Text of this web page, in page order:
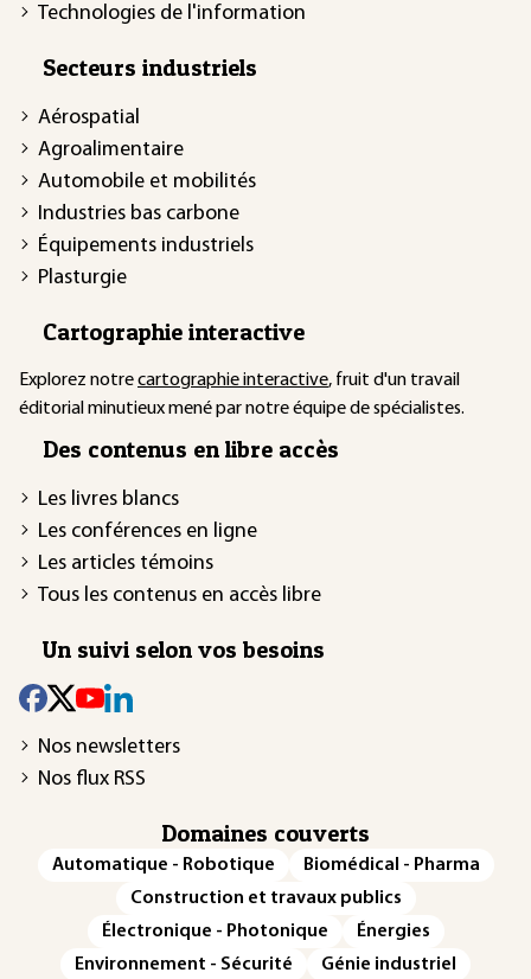
Technologies de l'information
Secteurs industriels
Aérospatial
Agroalimentaire
Automobile et mobilités
Industries bas carbone
Équipements industriels
Plasturgie
Cartographie interactive
Explorez notrecartographie interactive, fruit d'un travail
éditorial minutieux mené par notre équipe de spécialistes.
Des contenus en libre accès
Les livres blancs
Les conférences en ligne
Les articles témoins
Tous les contenus en accès libre
Un suivi selon vos besoins
Nos newsletters
Nos flux RSS
Domaines couverts
Automatique - Robotique
Biomédical - Pharma
Construction et travaux publics
Électronique - Photonique
Énergies
Environnement - Sécurité
Génie industriel